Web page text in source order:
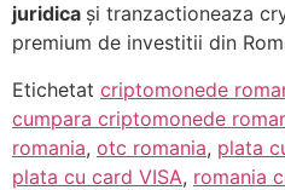
juridica și tranzactioneaza
premium de investitii din
Etichetat criptomonede
cumpara criptomonede
romania, otc romania, plata
plata cu card VISA, romania